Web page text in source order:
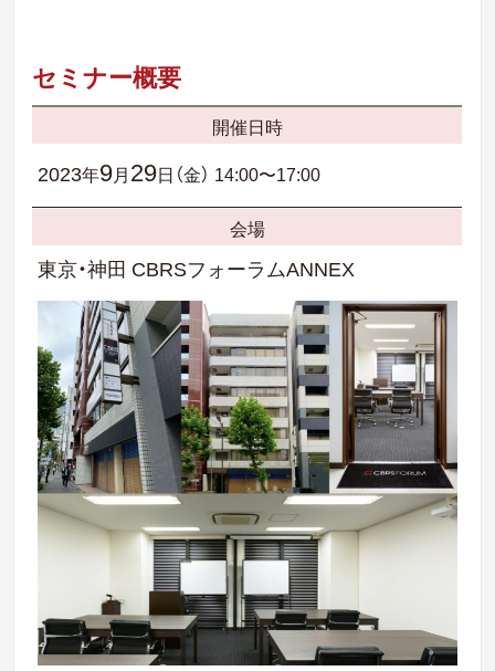
セミナー概要
開催日時
2023年9月29日（金） 14:00〜17:00
会場
東京・神田 CBRSフォーラムANNEX